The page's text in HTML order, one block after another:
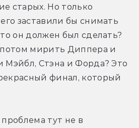
старых. Но только
заставили бы снимать
он должен был сделать?
мирить Диппера и
Стэна и Форда? Это
финал, который
тут не в